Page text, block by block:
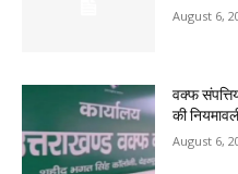
August 6,
वक्फ
की
August 6,